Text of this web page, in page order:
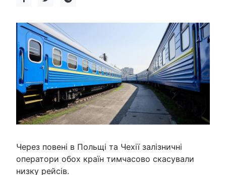
Через повені в Польщі та Чехії залізничні
оператори обох країн тимчасово скасували
низку рейсів.